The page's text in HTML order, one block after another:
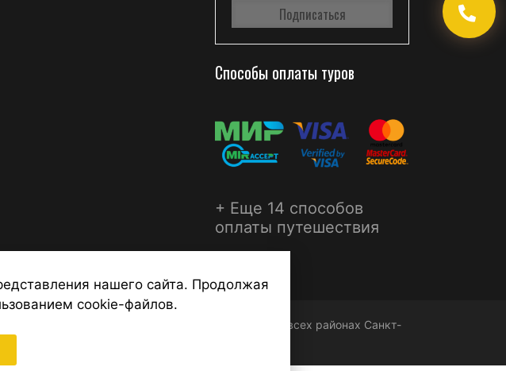
Способы оплаты туров
+ Еще 14 способов
оплаты путешествия
сайт турфирмы ТУРСФЕРА - турагентства во всех районах Санкт-
нашего сайта. Продолжая
cookie-файлов.